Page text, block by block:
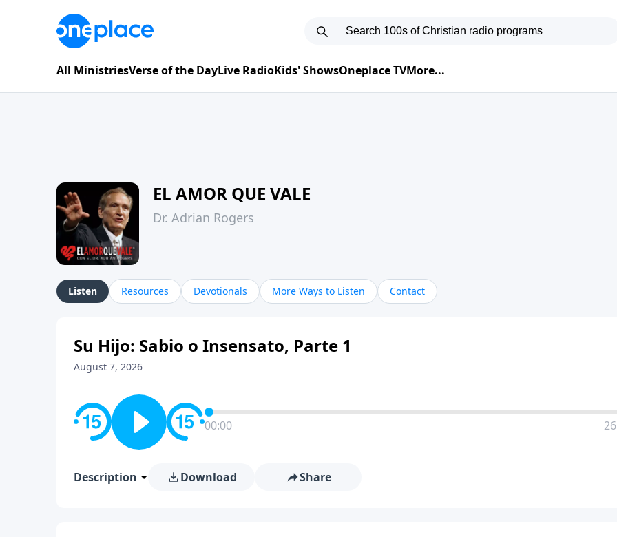
All MinistriesVerse of the DayLive RadioKids' ShowsOneplace TVMore...
EL AMOR QUE VALE
Dr. Adrian Rogers
Listen Resources Devotionals More Ways to Listen Contact
Su Hijo: Sabio o Insensato, Parte 1
August 7, 2026
00:00
Description Download Share